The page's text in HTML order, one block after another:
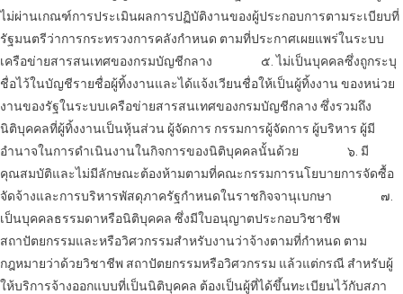
ไม่ผ่านเกณฑ์การประเมินผลการปฏิบัติงานของผู้ประกอบการตามระเบียบที่
รัฐมนตรีว่าการกระทรวงการคลังกำหนด ตามที่ประกาศเผยแพร่ในระบบ
เครือข่ายสารสนเทศของกรมบัญชีกลาง
๕. ไม่เป็นบุคคลซึ่งถูกระบุ
ชื่อไว้ในบัญชีรายชื่อผู้ทิ้งงานและได้แจ้งเวียนชื่อให้เป็นผู้ทิ้งงาน ของหน่วย
งานของรัฐในระบบเครือข่ายสารสนเทศของกรมบัญชีกลาง ซึ่งรวมถึง
นิติบุคคลที่ผู้ทิ้งงานเป็นหุ้นส่วน ผู้จัดการ กรรมการผู้จัดการ ผู้บริหาร ผู้มี
อำนาจในการดำเนินงานในกิจการของนิติบุคคลนั้นด้วย
๖. มี
คุณสมบัติและไม่มีลักษณะต้องห้ามตามที่คณะกรรมการนโยบายการจัดซื้อ
จัดจ้างและการบริหารพัสดุภาครัฐกำหนดในราชกิจจานุเบกษา
๗.
เป็นบุคคลธรรมดาหรือนิติบุคคล ซึ่งมีใบอนุญาตประกอบวิชาชีพ
สถาปัตยกรรมและหรือวิศวกรรมสำหรับงานว่าจ้างตามที่กำหนด ตาม
กฎหมายว่าด้วยวิชาชีพ สถาปัตยกรรมหรือวิศวกรรม แล้วแต่กรณี สำหรับผู้
ให้บริการจ้างออกแบบที่เป็นนิติบุคคล ต้องเป็นผู้ที่ได้ขึ้นทะเบียนไว้กับสภา